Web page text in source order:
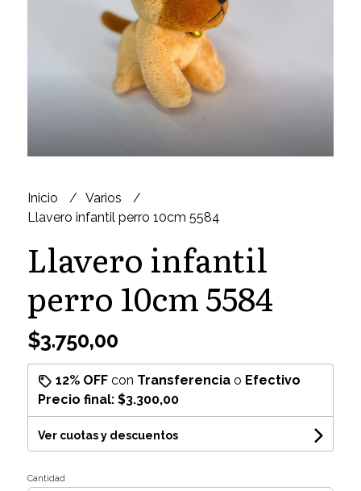
Inicio
Varios
Llavero infantil perro 10cm 5584
Llavero infantil
perro 10cm 5584
$3.750,00
12% OFFcon Transferenciao Efectivo
Precio final: $3.300,00
Ver cuotas y descuentos
Cantidad